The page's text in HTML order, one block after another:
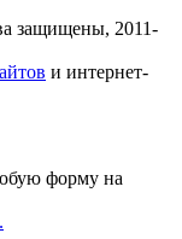
защищены, 2011-
и интернет-
форму на